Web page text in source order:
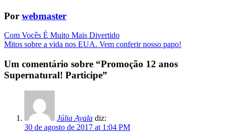
Por webmaster
Navegação
da
Postagem
Com Vocês É Muito Mais Divertido
Mitos sobre a vida nos EUA. Vem conferir nosso papo!
Um comentário sobre “Promoção 12 anos
Supernatural! Participe”
Júlia Ayala diz:
30 de agosto de 2017 at 1:04 PM